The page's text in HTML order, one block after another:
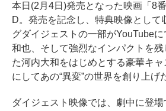
本日(2月4日)発売となった映画「8
D。発売を記念し、特典映像として
グダイジェストの一部がYouTube
和也、そして強烈なインパクトを残
た河内大和をはじめとする豪華キャ
にしてあの“異変”の世界を創り上げ
ダイジェスト映像では、劇中に登